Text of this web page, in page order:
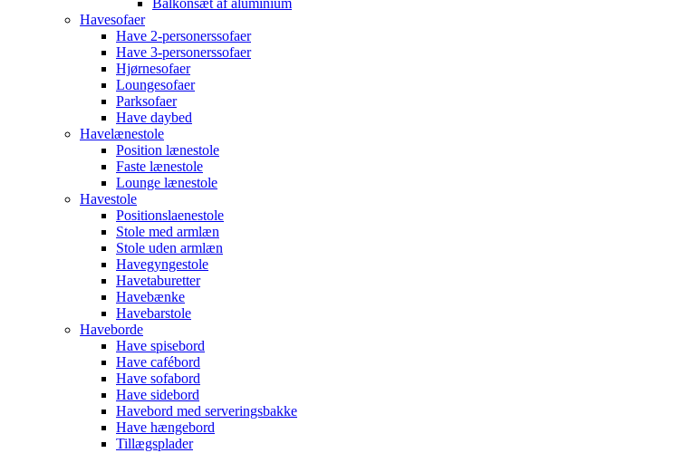
Balkonsæt af aluminium
Havesofaer
Have 2-personerssofaer
Have 3-personerssofaer
Hjørnesofaer
Loungesofaer
Parksofaer
Have daybed
Havelænestole
Position lænestole
Faste lænestole
Lounge lænestole
Havestole
Positionslaenestole
Stole med armlæn
Stole uden armlæn
Havegyngestole
Havetaburetter
Havebænke
Havebarstole
Haveborde
Have spisebord
Have cafébord
Have sofabord
Have sidebord
Havebord med serveringsbakke
Have hængebord
Tillægsplader